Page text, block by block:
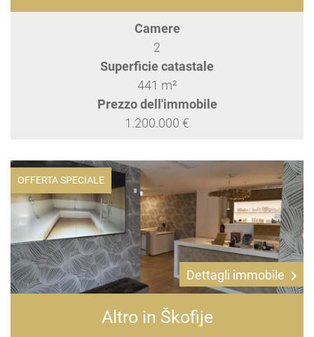
Camere
2
Superficie catastale
441 m²
Prezzo dell'immobile
1.200.000 €
OFFERTA SPECIALE
Dettagli immobile
Altro in Škofije